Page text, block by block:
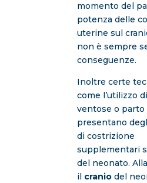
momento del
potenza delle
uterine sul
non è sempre
conseguenze.
Inoltre certe
come l’utilizzo
ventose o parto
presentano
di costrizione
supplementari
del neonato.
il craniodel